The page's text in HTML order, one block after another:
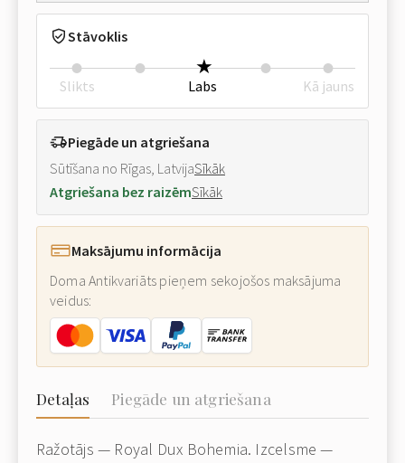
Stāvoklis
Slikts Labs Kā jauns
Piegāde un atgriešana
Sūtīšana no Rīgas, LatvijaSīkāk
Atgriešana bez raizēmSīkāk
Maksājumu informācija
Doma Antikvariāts pieņem sekojošos maksājuma
veidus:
Detaļas Piegāde un atgriešana
Ražotājs — Royal Dux Bohemia. Izcelsme —